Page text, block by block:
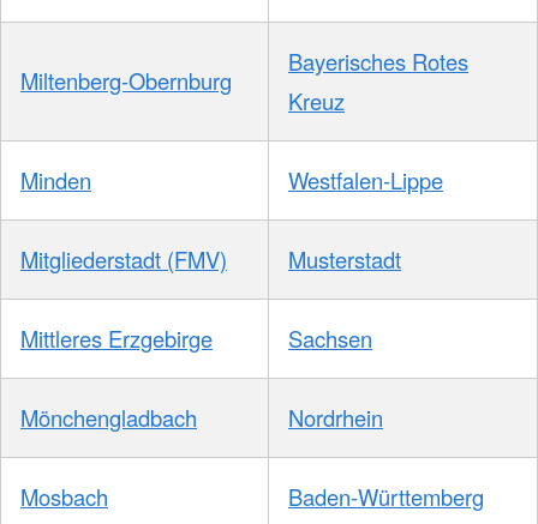
Miltenberg-Obernburg
Bayerisches Rotes
Kreuz
Minden Westfalen-Lippe
Mitgliederstadt (FMV) Musterstadt
Mittleres Erzgebirge Sachsen
Mönchengladbach Nordrhein
Mosbach Baden-Württemberg